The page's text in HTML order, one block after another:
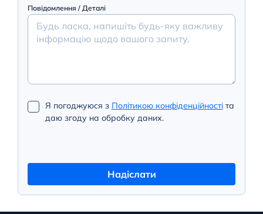
Повідомлення / Деталі
Я погоджуюся з Політикою конфіденційностіта
даю згоду на обробку даних.
Надіслати